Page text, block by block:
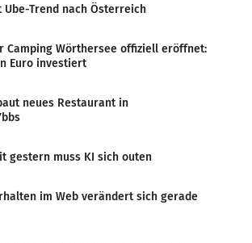
Ube-Trend nach Österreich
Camping Wörthersee offiziell eröffnet:
Euro investiert
neues Restaurant in
gestern muss KI sich outen
im Web verändert sich gerade